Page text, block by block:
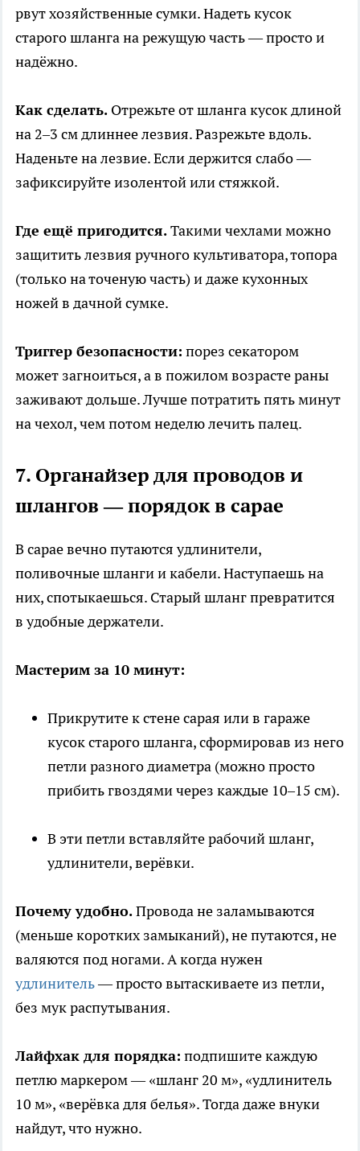
рвут хозяйственные сумки. Надеть кусок
старого шланга на режущую часть — просто и
надёжно.
Как сделать. Отрежьте от шланга кусок длиной
на 2–3 см длиннее лезвия. Разрежьте вдоль.
Наденьте на лезвие. Если держится слабо —
зафиксируйте изолентой или стяжкой.
Где ещё пригодится.Такими чехлами можно
защитить лезвия ручного культиватора, топора
(только на точеную часть) и даже кухонных
ножей в дачной сумке.
Триггер безопасности: порез секатором
может загноиться, а в пожилом возрасте раны
заживают дольше. Лучше потратить пять минут
на чехол, чем потом неделю лечить палец.
7. Органайзер для проводов и
шлангов — порядок в сарае
В сарае вечно путаются удлинители,
поливочные шланги и кабели. Наступаешь на
них, спотыкаешься. Старый шланг превратится
в удобные держатели.
Мастерим за 10 минут:
Прикрутите к стене сарая или в гараже
кусок старого шланга, сформировав из него
петли разного диаметра (можно просто
прибить гвоздями через каждые 10–15 см).
В эти петли вставляйте рабочий шланг,
удлинители, верёвки.
Почему удобно.Провода не заламываются
(меньше коротких замыканий), не путаются, не
валяются под ногами. А когда нужен
удлинитель— просто вытаскиваете из петли,
без мук распутывания.
Лайфхак для порядка: подпишите каждую
петлю маркером — «шланг 20 м», «удлинитель
10 м», «верёвка для белья». Тогда даже внуки
найдут, что нужно.